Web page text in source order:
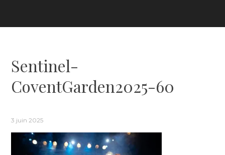
Sentinel-
CoventGarden2025-60
3 juin 2025